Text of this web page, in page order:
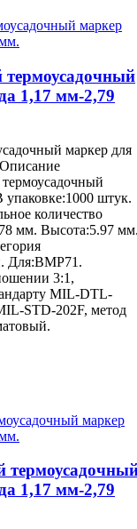
1,17 мм-2,79
маркер для
штук.
количество
мм. Высота:5.97
Для:BMP71.
3:1,
MIL-DTL-
STD-202F, метод
1,17 мм-2,79